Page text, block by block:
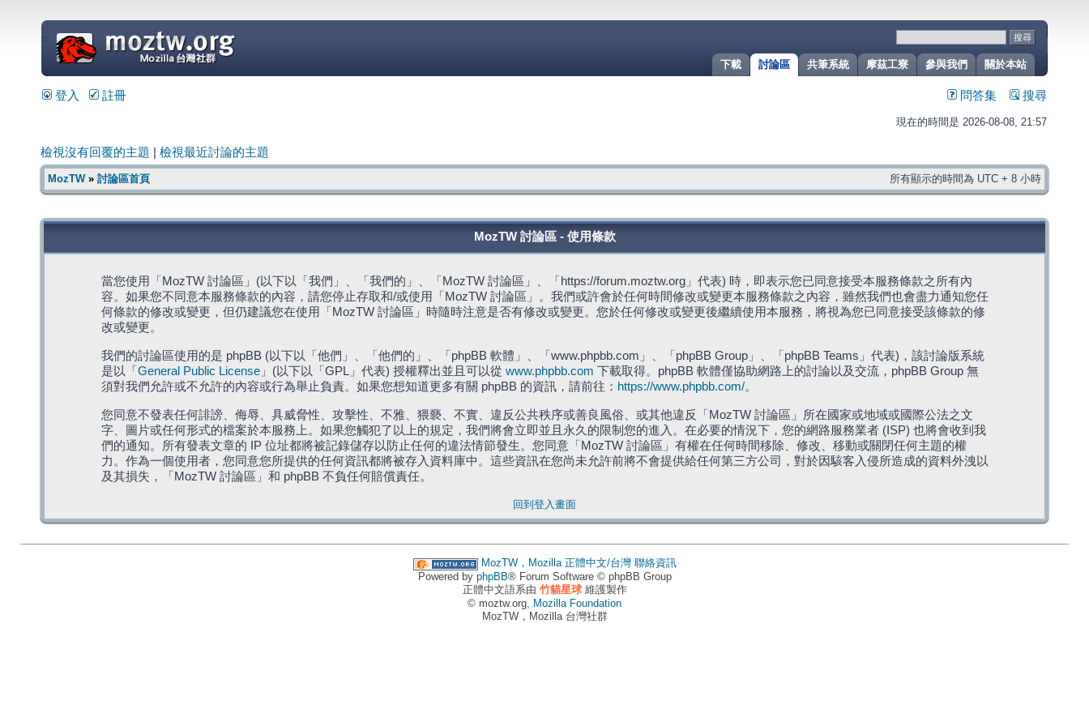
關於本站
參與我們
摩茲工寮
共筆系統
討論區
下載
=
登入 註冊 問答集 搜尋
現在的時間是 2026-08-08, 21:57
檢視沒有回覆的主題 檢視最近討論的主題
MozTW» 討論區首頁 所有顯示的時間為 UTC + 8 小時
MozTW 討論區 - 使用條款
當您使用「MozTW 討論區」(以下以「我們」、「我們的」、「MozTW 討論區」、「https://forum.moztw.org」代表) 時，即表示您已同意接受本服務條款之所有內
容。如果您不同意本服務條款的內容，請您停止存取和/或使用「MozTW 討論區」。我們或許會於任何時間修改或變更本服務條款之內容，雖然我們也會盡力通知您任
何條款的修改或變更，但仍建議您在使用「MozTW 討論區」時隨時注意是否有修改或變更。您於任何修改或變更後繼續使用本服務，將視為您已同意接受該條款的修
改或變更。
我們的討論區使用的是 phpBB (以下以「他們」、「他們的」、「phpBB 軟體」、「www.phpbb.com」、「phpBB Group」、「phpBB Teams」代表)，該討論版系統
是以「 General Public License」(以下以「GPL」代表) 授權釋出並且可以從 www.phpbb.com 下載取得。phpBB 軟體僅協助網路上的討論以及交流，phpBB Group 無
須對我們允許或不允許的內容或行為舉止負責。如果您想知道更多有關 phpBB 的資訊，請前往： https://www.phpbb.com/。
您同意不發表任何誹謗、侮辱、具威脅性、攻擊性、不雅、猥褻、不實、違反公共秩序或善良風俗、或其他違反「MozTW 討論區」所在國家或地域或國際公法之文
字、圖片或任何形式的檔案於本服務上。如果您觸犯了以上的規定，我們將會立即並且永久的限制您的進入。在必要的情況下，您的網路服務業者 (ISP) 也將會收到我
們的通知。所有發表文章的 IP 位址都將被記錄儲存以防止任何的違法情節發生。您同意「MozTW 討論區」有權在任何時間移除、修改、移動或關閉任何主題的權
力。作為一個使用者，您同意您所提供的任何資訊都將被存入資料庫中。這些資訊在您尚未允許前將不會提供給任何第三方公司，對於因駭客入侵所造成的資料外洩以
及其損失，「MozTW 討論區」和 phpBB 不負任何賠償責任。
回到登入畫面
MozTW，Mozilla 正體中文/台灣 聯絡資訊
Powered by phpBB® Forum Software © phpBB Group
正體中文語系由 竹貓星球維護製作
© moztw.org, Mozilla Foundation
MozTW，Mozilla 台灣社群